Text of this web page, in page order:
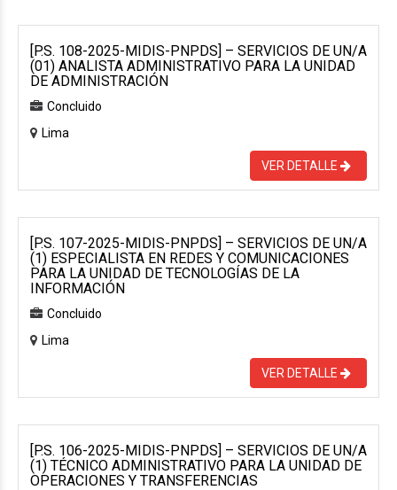
[P.S. 108-2025-MIDIS-PNPDS] – SERVICIOS DE UN/A
(01) ANALISTA ADMINISTRATIVO PARA LA UNIDAD
DE ADMINISTRACIÓN
Concluido
Lima
VER DETALLE
[P.S. 107-2025-MIDIS-PNPDS] – SERVICIOS DE UN/A
(1) ESPECIALISTA EN REDES Y COMUNICACIONES
PARA LA UNIDAD DE TECNOLOGÍAS DE LA
INFORMACIÓN
Concluido
Lima
VER DETALLE
[P.S. 106-2025-MIDIS-PNPDS] – SERVICIOS DE UN/A
(1) TÉCNICO ADMINISTRATIVO PARA LA UNIDAD DE
OPERACIONES Y TRANSFERENCIAS